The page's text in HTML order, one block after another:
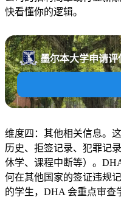
快看懂你的逻辑。
墨尔本大学申请评
维度四：其他相关信息。
历史、拒签记录、犯罪记
休学、课程中断等）。
何在其他国家的签证违规
的学生，DHA 会重点审